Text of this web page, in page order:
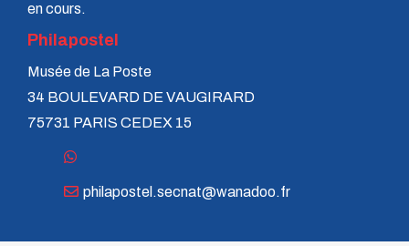
n° 131 - Avril 2007
n° 130 - Janvier 2007
n° 128 - Juillet 2006
n° 127 - Avril 2006
n° 125 - Octobre 2005
n° 121 - Octobre 2004
en cours.
Philapostel
Musée de La Poste
34 BOULEVARD DE VAUGIRARD
75731 PARIS CEDEX 15
philapostel.secnat@wanadoo.fr